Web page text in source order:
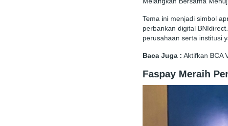
Tema ini menjadi simbol
perbankan digital
perusahaan serta institusi
Baca Juga : Aktifkan BCA
Faspay Meraih